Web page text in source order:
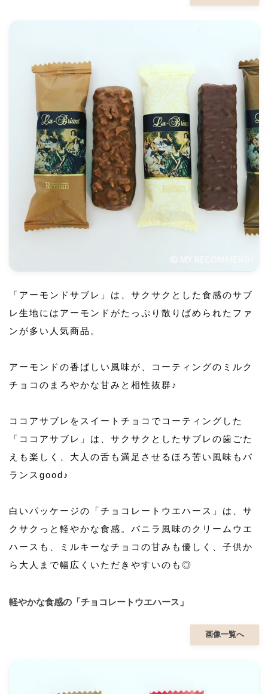
「アーモンドサブレ」は、サクサクとした食感のサブ
レ生地にはアーモンドがたっぷり散りばめられたファ
ンが多い人気商品。
アーモンドの香ばしい風味が、コーティングのミルク
チョコのまろやかな甘みと相性抜群♪
ココアサブレをスイートチョコでコーティングした
「ココアサブレ」は、サクサクとしたサブレの歯ごた
えも楽しく、大人の舌も満足させるほろ苦い風味もバ
ランスgood♪
白いパッケージの「チョコレートウエハース」は、サ
クサクっと軽やかな食感。バニラ風味のクリームウエ
ハースも、ミルキーなチョコの甘みも優しく、子供か
ら大人まで幅広くいただきやすいのも◎
軽やかな食感の「チョコレートウエハース」
画像一覧へ